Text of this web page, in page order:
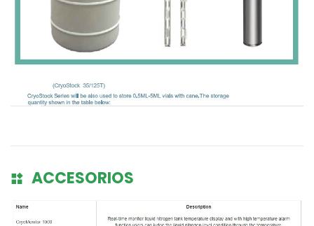
ACCESORIOS